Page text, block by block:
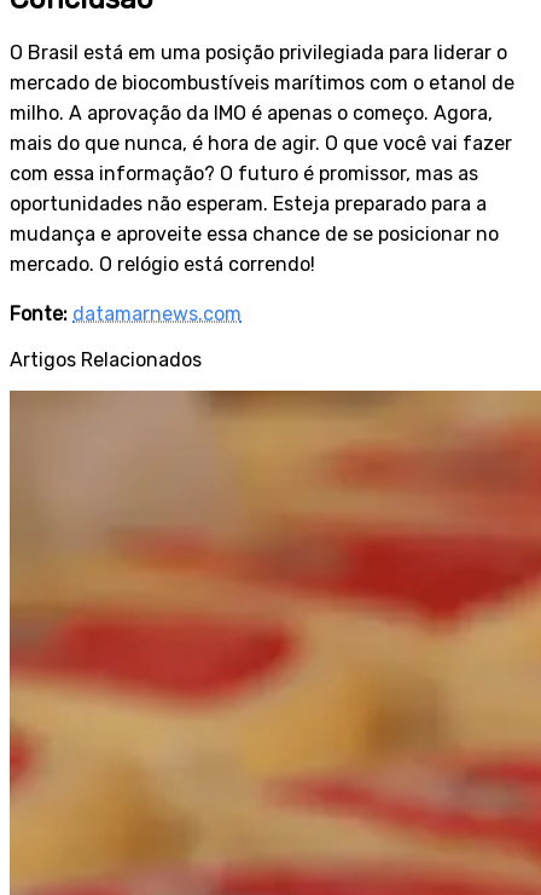
O Brasil está em uma posição privilegiada para liderar o
mercado de biocombustíveis marítimos com o etanol de
milho. A aprovação da IMO é apenas o começo. Agora,
mais do que nunca, é hora de agir. O que você vai fazer
com essa informação? O futuro é promissor, mas as
oportunidades não esperam. Esteja preparado para a
mudança e aproveite essa chance de se posicionar no
mercado. O relógio está correndo!
Fonte: datamarnews.com
Artigos Relacionados